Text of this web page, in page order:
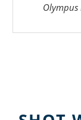
Olympus